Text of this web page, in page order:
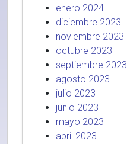
enero 2024
diciembre 2023
noviembre 2023
octubre 2023
septiembre 2023
agosto 2023
julio 2023
junio 2023
mayo 2023
abril 2023